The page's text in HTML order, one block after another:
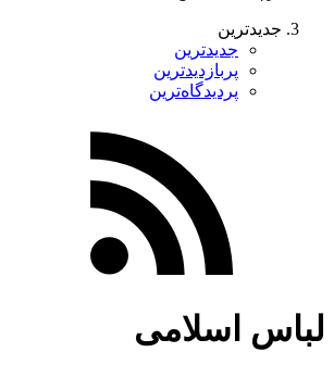
جدیدترین
جدیدترین
پربازدیدترین
پردیدگاه‌ترین
لباس اسلامی